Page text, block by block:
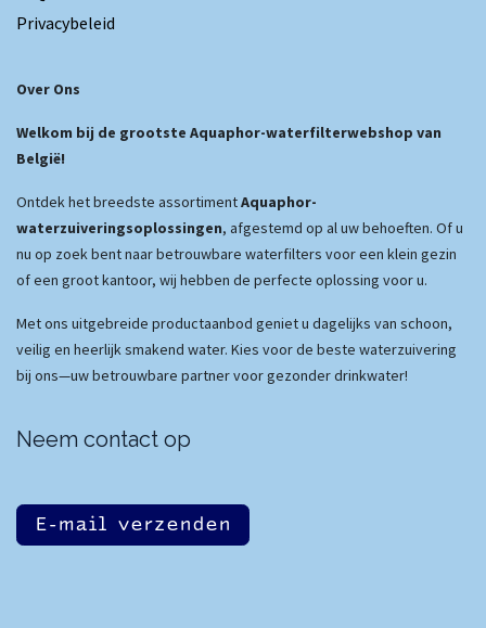
Privacybeleid
Over Ons
Welkom bij de grootste Aquaphor-waterfilterwebshop van
België!
Ontdek het breedste assortimentAquaphor-
waterzuiveringsoplossingen, afgestemd op al uw behoeften. Of u
nu op zoek bent naar betrouwbare waterfilters voor een klein gezin
of een groot kantoor, wij hebben de perfecte oplossing voor u.
Met ons uitgebreide productaanbod geniet u dagelijks van schoon,
veilig en heerlijk smakend water. Kies voor de beste waterzuivering
bij ons—uw betrouwbare partner voor gezonder drinkwater!
Neem contact op
E-mail verzenden